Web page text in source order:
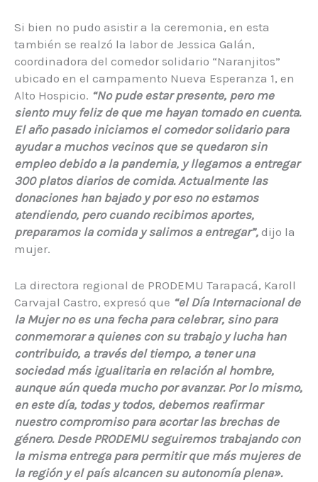
Si bien no pudo asistir a la ceremonia, en esta
también se realzó la labor de Jessica Galán,
coordinadora del comedor solidario “Naranjitos”
ubicado en el campamento Nueva Esperanza 1, en
Alto Hospicio. “No pude estar presente, pero me
siento muy feliz de que me hayan tomado en cuenta.
El año pasado iniciamos el comedor solidario para
ayudar a muchos vecinos que se quedaron sin
empleo debido a la pandemia, y llegamos a entregar
300 platos diarios de comida. Actualmente las
donaciones han bajado y por eso no estamos
atendiendo, pero cuando recibimos aportes,
preparamos la comida y salimos a entregar”, dijo la
mujer.
La directora regional de PRODEMU Tarapacá, Karoll
Carvajal Castro, expresó que “el Día Internacional de
la Mujer no es una fecha para celebrar, sino para
conmemorar a quienes con su trabajo y lucha han
contribuido, a través del tiempo, a tener una
sociedad más igualitaria en relación al hombre,
aunque aún queda mucho por avanzar. Por lo mismo,
en este día, todas y todos, debemos reafirmar
nuestro compromiso para acortar las brechas de
género. Desde PRODEMU seguiremos trabajando con
la misma entrega para permitir que más mujeres de
la región y el país alcancen su autonomía plena».